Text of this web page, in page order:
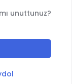
unuttunuz?